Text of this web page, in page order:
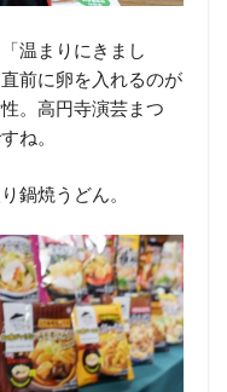
温まりにきまし
前に卵を入れるのが
。高円寺演芸まつ
ね。
鍋焼うどん。